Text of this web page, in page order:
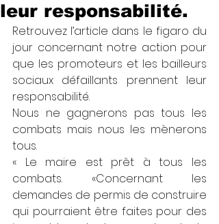
leur responsabilité.
Retrouvez l’article dans le figaro du
jour concernant notre action pour
que les promoteurs et les bailleurs
sociaux défaillants prennent leur
responsabilité.
Nous ne gagnerons pas tous les
combats mais nous les mènerons
tous.
« Le maire est prêt à tous les
combats. «Concernant les
demandes de permis de construire
qui pourraient être faites pour des